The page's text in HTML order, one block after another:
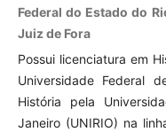
Federal do Estado do
Juiz de Fora
Possui licenciatura em
Universidade Federal
História pela
Janeiro (UNIRIO) na